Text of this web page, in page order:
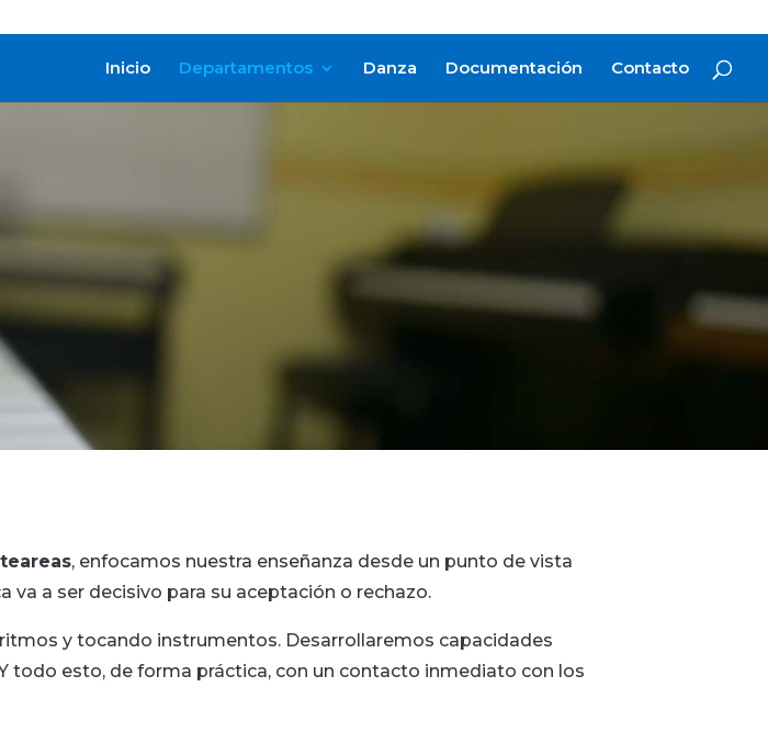
Inicio Departamentos Danza Documentación Contacto
, enfocamos nuestra enseñanza desde un punto de vista
a ser decisivo para su aceptación o rechazo.
y tocando instrumentos. Desarrollaremos capacidades
todo esto, de forma práctica, con un contacto inmediato con los